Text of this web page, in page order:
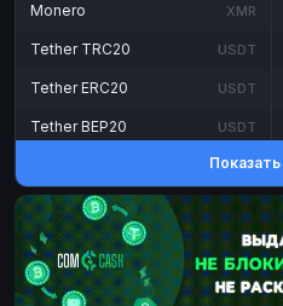
Monero XMR
Tether TRC20 USDT
Tether ERC20 USDT
Tether BEP20 USDT
DASH
Toncoin TON
Dogecoin DOGE
TRX TRON
Показать